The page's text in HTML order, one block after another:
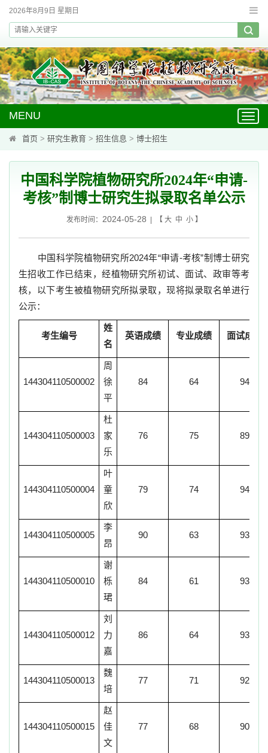
2026年8月9日 星期日
MENU
首页 > 研究生教育 > 招生信息 > 博士招生
中国科学院植物研究所2024年“申请-
考核”制博士研究生拟录取名单公示
发布时间： 2024-05-28 | 【 大 中 小】
中国科学院植物研究所2024年“申请-考核”制博士研究
生招收工作已结束，经植物研究所初试、面试、政审等考
核，以下考生被植物研究所拟录取，现将拟录取名单进行
公示：
考生编号
姓
名
英语成绩 专业成绩 面试成绩
144304110500002
周
徐
平
84 64 94
144304110500003
杜
家
乐
76 75 89
144304110500004
叶
童
欣
79 74 94
144304110500005
李
昂
90 63 93
144304110500010
谢
栎
珺
84 61 93
144304110500012
刘
力
嘉
86 64 93
144304110500013
魏
培
77 71 92
144304110500015
赵
佳
文
77 68 90